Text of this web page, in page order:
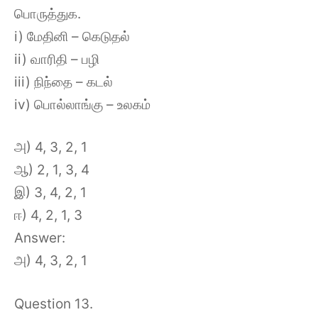
பொருத்துக.
i) மேதினி – கெடுதல்
ii) வாரிதி – பழி
iii) நிந்தை – கடல்
iv) பொல்லாங்கு – உலகம்
அ) 4, 3, 2, 1
ஆ) 2, 1, 3, 4
இ) 3, 4, 2, 1
ஈ) 4, 2, 1, 3
Answer:
அ) 4, 3, 2, 1
Question 13.